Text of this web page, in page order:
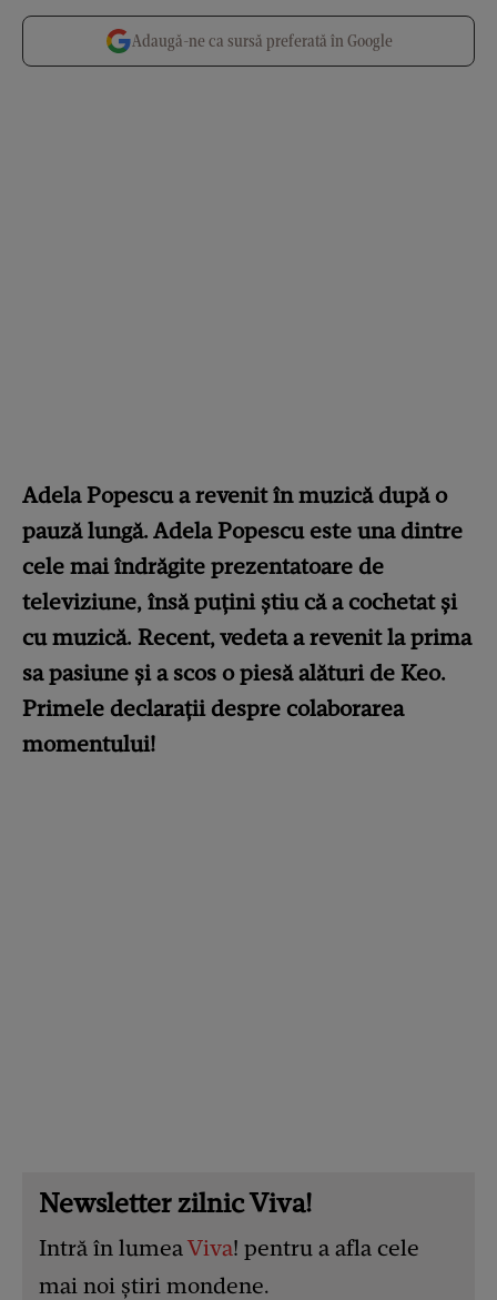
Adaugă-ne ca sursă preferată în Google
Adela Popescu a revenit în muzică după o
pauză lungă. Adela Popescu este una dintre
cele mai îndrăgite prezentatoare de
televiziune, însă puțini știu că a cochetat și
cu muzică. Recent, vedeta a revenit la prima
sa pasiune și a scos o piesă alături de Keo.
Primele declarații despre colaborarea
momentului!
Newsletter zilnic Viva!
Intră în lumeaViva! pentru a afla cele
mai noi știri mondene.